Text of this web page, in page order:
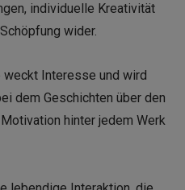
individuelle Kreativität
wider.
Interesse und wird
dem Geschichten über den
hinter jedem Werk